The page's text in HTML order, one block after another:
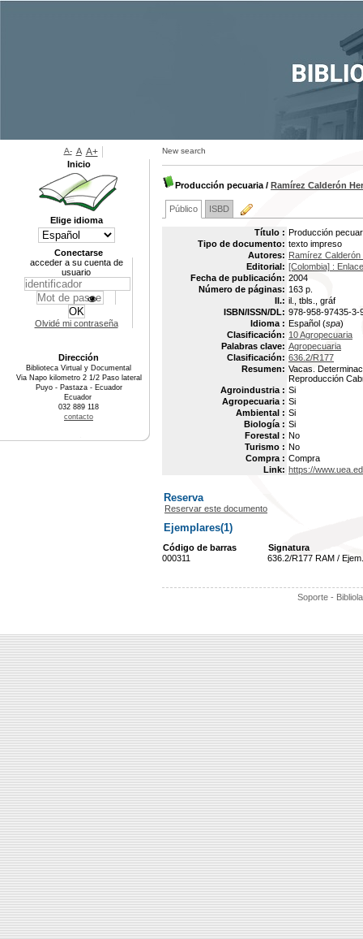
New search
Producción pecuaria / Ramírez Calderón
Público ISBD
Título : Producción
Tipo de documento: texto impreso
Autores: Ramírez Calderón
Editorial: [Colombia] :
Fecha de publicación: 2004
Número de páginas: 163 p.
Il.: il., tbls., gráf
ISBN/ISSN/DL: 978-958-97435-3-
Idioma : Español (spa)
Clasificación: 10 Agropecuaria
Palabras clave: Agropecuaria
Clasificación: 636.2/R177
Resumen: Vacas.
Reproducción
Agroindustria : Si
Agropecuaria : Si
Ambiental : Si
Biología : Si
Forestal : No
Turismo : No
Compra : Compra
Link: https://
Reserva
Reservar este documento
Ejemplares(1)
Código de barras
Signatura
000311
636.2/R177 RAM /
Soporte -
A- A A+
Inicio
Elige idioma
Conectarse
acceder a su cuenta de
usuario
Olvidé mi contraseña
Dirección
Biblioteca Virtual y Documental
Via Napo kilometro 2 1/2 Paso lateral
Puyo - Pastaza - Ecuador
Ecuador
032 889 118
contacto